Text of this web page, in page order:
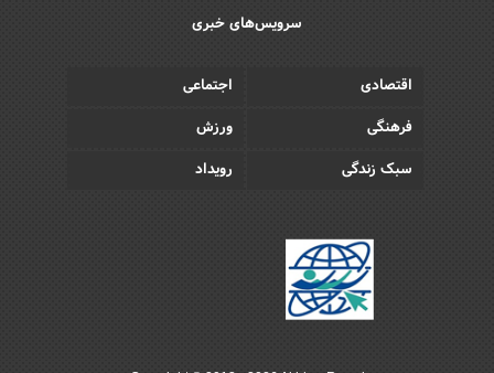
سرویس‌های خبری
اقتصادی
اجتماعی
فرهنگی
ورزش
سبک زندگی
رویداد